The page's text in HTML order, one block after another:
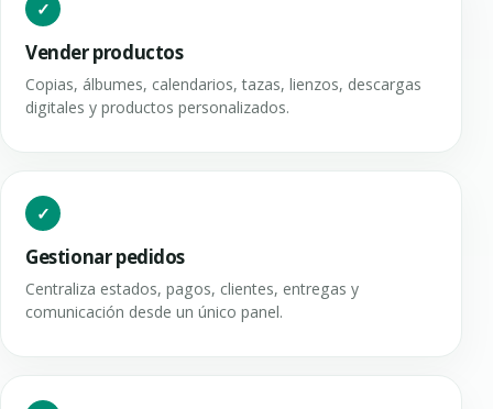
Vender productos
Copias, álbumes, calendarios, tazas, lienzos, descargas
digitales y productos personalizados.
Gestionar pedidos
Centraliza estados, pagos, clientes, entregas y
comunicación desde un único panel.